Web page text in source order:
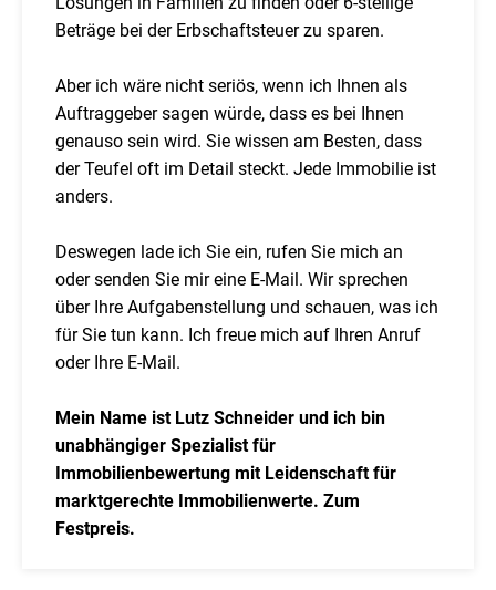
Beträge bei der Erbschaftsteuer zu sparen.
Aber ich wäre nicht seriös, wenn ich Ihnen als
Auftraggeber sagen würde, dass es bei Ihnen
genauso sein wird. Sie wissen am Besten, dass
der Teufel oft im Detail steckt. Jede Immobilie ist
anders.
Deswegen lade ich Sie ein, rufen Sie mich an
oder senden Sie mir eine E-Mail. Wir sprechen
über Ihre Aufgabenstellung und schauen, was ich
für Sie tun kann. Ich freue mich auf Ihren Anruf
oder Ihre E-Mail.
Mein Name ist Lutz Schneider und ich bin
unabhängiger Spezialist für
Immobilienbewertung mit Leidenschaft für
marktgerechte Immobilienwerte. Zum
Festpreis.